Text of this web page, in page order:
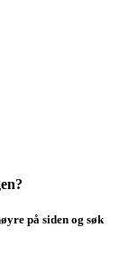
på siden og søk